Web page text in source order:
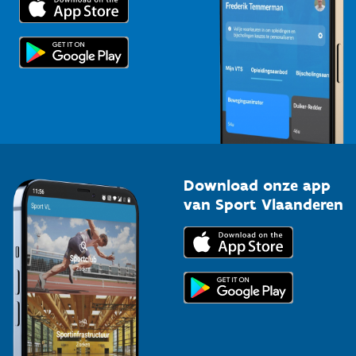
Topsporters
Voor de pers
Download onze app
van Sport Vlaanderen